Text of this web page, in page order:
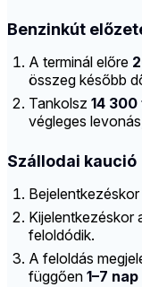
Benzinkút
A terminál előre
összeg később
Tankolsz 14
végleges
Szállodai kaució
Bejelentkezéskor
Kijelentkezéskor
feloldódik.
A feloldás
függően 1–7 nap